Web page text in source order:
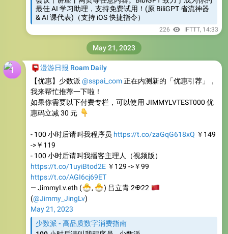
226 IFTTT,14:33
漫游日报 Roam Daily
【优惠】少数派@sspai_com正在内测新的「优惠引荐」，
我来帮忙推荐一下啦！
如果你需要以下付费专栏，可以使用 JIMMYLVTEST000 优
惠码立减 30 元
👇
- 100 小时后请叫我程序员
- 100 小时后请叫我播客主理人（视频版）
https://t.co/1uyiBtod2E
https://t.co/AGI6cj69ET
— JimmyLv.eth (
🐣
,
🐣) 吕立青 2𐃏22
(@Jimmy_JingLv)
May 21, 2023
少数派 - 高品质数字消费指南
100 小时后请叫我程序员 - 少数派
少数派致力于更好地运用数字产品或科学方法，帮助用户
提升工作效率和生活品质
May 21, 2023